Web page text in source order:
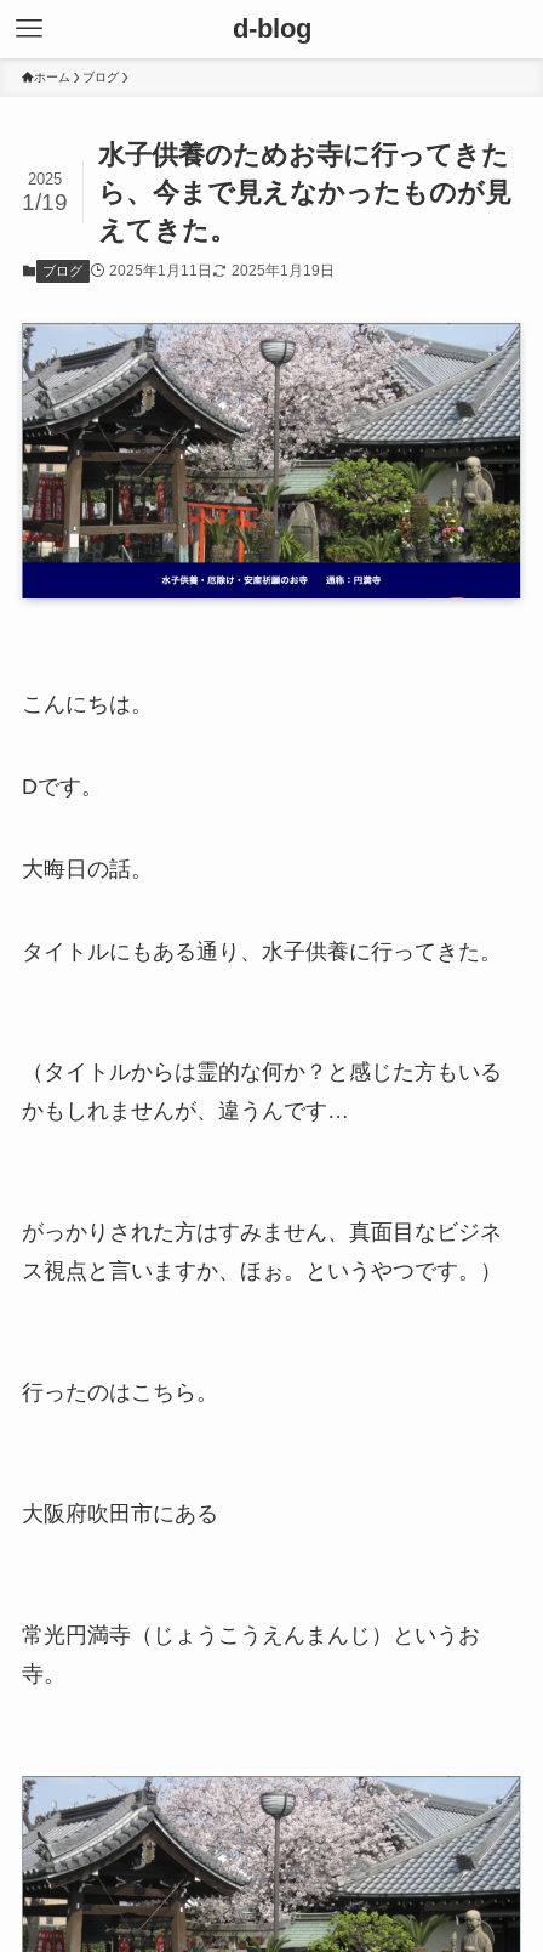
d-blog
ホーム ブログ
水子供養のためお寺に行ってきた
ら、今まで見えなかったものが見
えてきた。
2025
1/19
ブログ 2025年1月11日 2025年1月19日
こんにちは。
Dです。
大晦日の話。
タイトルにもある通り、水子供養に行ってきた。
（タイトルからは霊的な何か？と感じた方もいる
かもしれませんが、違うんです…
がっかりされた方はすみません、真面目なビジネ
ス視点と言いますか、ほぉ。というやつです。）
行ったのはこちら。
大阪府吹田市にある
常光円満寺（じょうこうえんまんじ）というお
寺。